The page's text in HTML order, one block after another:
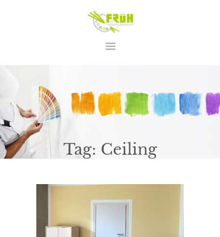
Tag: Ceiling
STARTSEITE
LEISTUNGEN
ÜBER UNS
KONTAKT